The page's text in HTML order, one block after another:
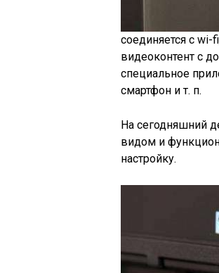
соединяется с
видеоконтент с
специальное
смартфон и т. п.
На сегодняшний
видом и
настройку.